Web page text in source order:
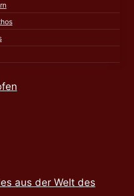
aus der Welt des